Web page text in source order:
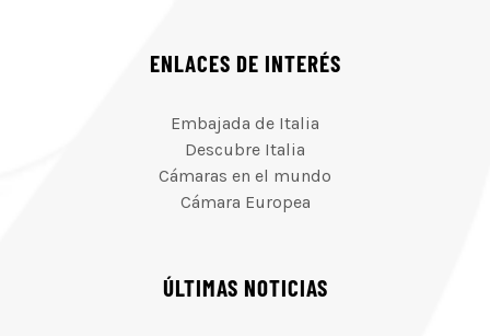
ENLACES DE INTERÉS
Embajada de Italia
Descubre Italia
Cámaras en el mundo
Cámara Europea
ÚLTIMAS NOTICIAS